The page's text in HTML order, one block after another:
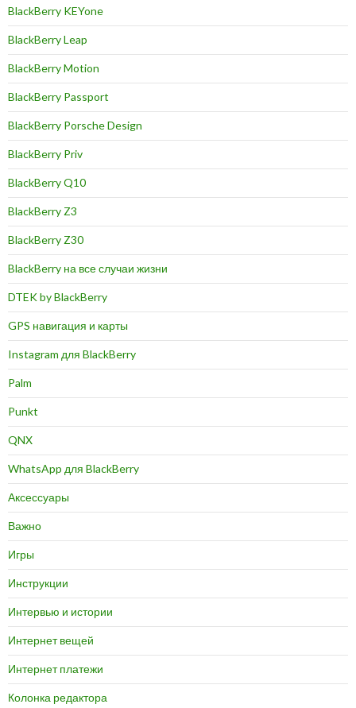
BlackBerry KEYone
BlackBerry Leap
BlackBerry Motion
BlackBerry Passport
BlackBerry Porsche Design
BlackBerry Priv
BlackBerry Q10
BlackBerry Z3
BlackBerry Z30
BlackBerry на все случаи жизни
DTEK by BlackBerry
GPS навигация и карты
Instagram для BlackBerry
Palm
Punkt
QNX
WhatsApp для BlackBerry
Аксессуары
Важно
Игры
Инструкции
Интервью и истории
Интернет вещей
Интернет платежи
Колонка редактора